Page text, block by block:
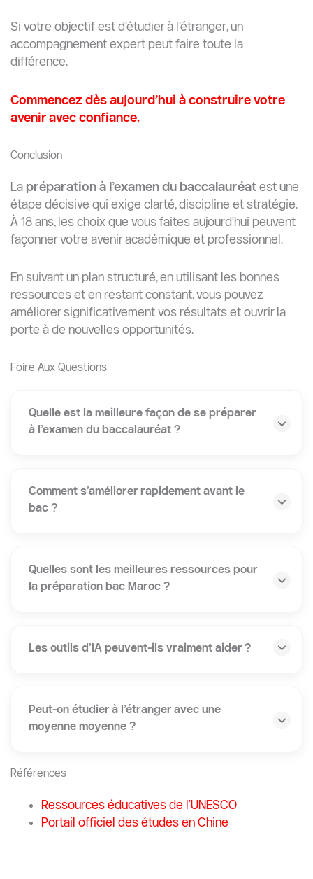
Si votre objectif est d’étudier à l’étranger, un
accompagnement expert peut faire toute la
différence.
Commencez dès aujourd’hui à construire votre
avenir avec confiance.
Conclusion
La préparation à l’examen du baccalauréat est une
étape décisive qui exige clarté, discipline et stratégie.
À 18 ans, les choix que vous faites aujourd’hui peuvent
façonner votre avenir académique et professionnel.
En suivant un plan structuré, en utilisant les bonnes
ressources et en restant constant, vous pouvez
améliorer significativement vos résultats et ouvrir la
porte à de nouvelles opportunités.
Foire Aux Questions
Quelle est la meilleure façon de se préparer
à l’examen du baccalauréat ?
Comment s’améliorer rapidement avant le
bac ?
Quelles sont les meilleures ressources pour
la préparation bac Maroc ?
Les outils d’IA peuvent-ils vraiment aider ?
Peut-on étudier à l’étranger avec une
moyenne moyenne ?
Références
Ressources éducatives de l’UNESCO
Portail officiel des études en Chine